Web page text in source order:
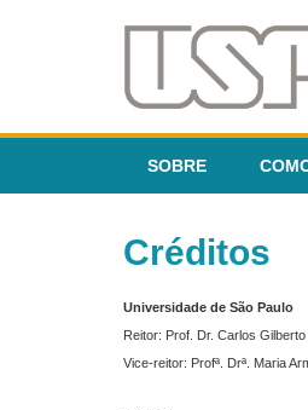
SOBRE
Créditos
Universidade de São Paulo
Reitor: Prof. Dr. Carlos
Vice-reitor: Profª. Drª. Maria